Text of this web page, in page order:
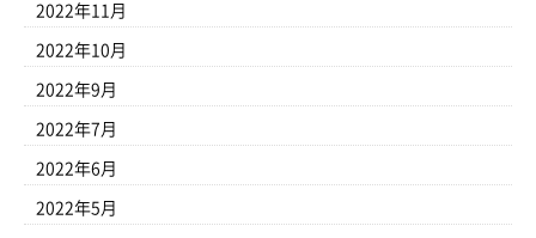
2022年11月
2022年10月
2022年9月
2022年7月
2022年6月
2022年5月